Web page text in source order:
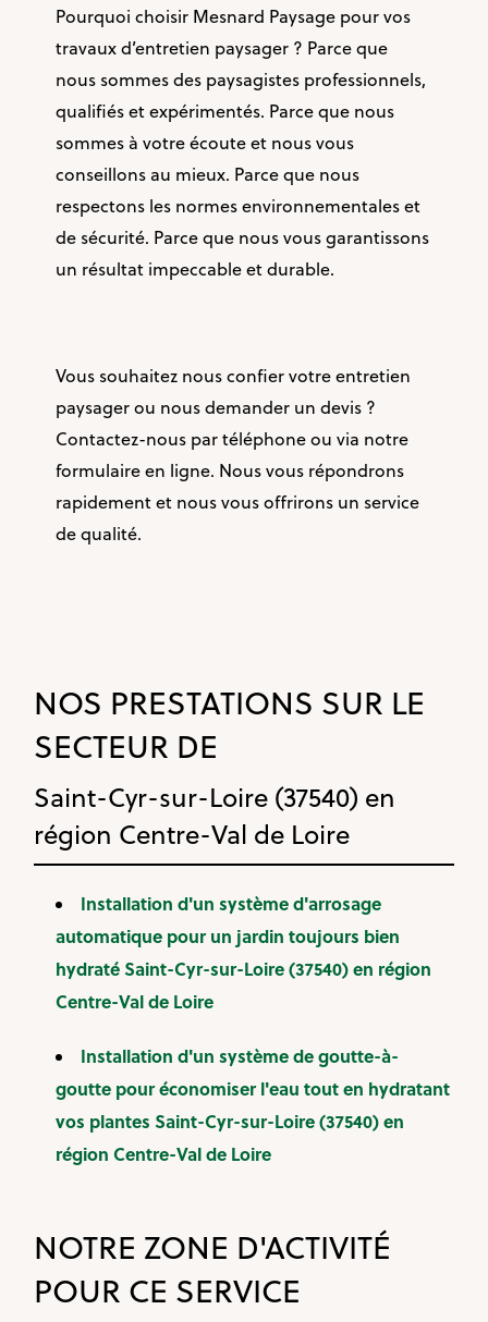
Pourquoi choisir Mesnard Paysage pour vos
travaux d’entretien paysager ? Parce que
nous sommes des paysagistes professionnels,
qualifiés et expérimentés. Parce que nous
sommes à votre écoute et nous vous
conseillons au mieux. Parce que nous
respectons les normes environnementales et
de sécurité. Parce que nous vous garantissons
un résultat impeccable et durable.
Vous souhaitez nous confier votre entretien
paysager ou nous demander un devis ?
Contactez-nous par téléphone ou via notre
formulaire en ligne. Nous vous répondrons
rapidement et nous vous offrirons un service
de qualité.
NOS PRESTATIONS SUR LE
SECTEUR DE
Saint-Cyr-sur-Loire (37540) en
région Centre-Val de Loire
Installation d'un système d'arrosage
automatique pour un jardin toujours bien
hydraté Saint-Cyr-sur-Loire (37540) en région
Centre-Val de Loire
Installation d'un système de goutte-à-
goutte pour économiser l'eau tout en hydratant
vos plantes Saint-Cyr-sur-Loire (37540) en
région Centre-Val de Loire
NOTRE ZONE D'ACTIVITÉ
POUR CE SERVICE